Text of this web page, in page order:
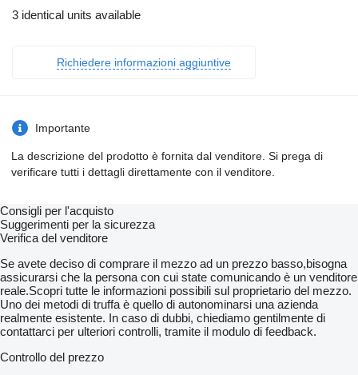
3 identical units available
Richiedere informazioni aggiuntive
Importante
La descrizione del prodotto è fornita dal venditore. Si prega di
verificare tutti i dettagli direttamente con il venditore.
Consigli per l'acquisto
Suggerimenti per la sicurezza
Verifica del venditore
Se avete deciso di comprare il mezzo ad un prezzo basso,bisogna
assicurarsi che la persona con cui state comunicando è un venditore
reale.Scopri tutte le informazioni possibili sul proprietario del mezzo.
Uno dei metodi di truffa è quello di autonominarsi una azienda
realmente esistente. In caso di dubbi, chiediamo gentilmente di
contattarci per ulteriori controlli, tramite il modulo di feedback.
Controllo del prezzo